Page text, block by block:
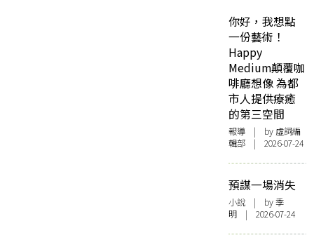
你好，我想點
一份藝術！
Happy
Medium顛覆咖
啡廳想像 為都
市人提供療癒
的第三空間
報導 | by 虛詞編
輯部 | 2026-07-24
預謀一場消失
小說 | by 季
明 | 2026-07-24